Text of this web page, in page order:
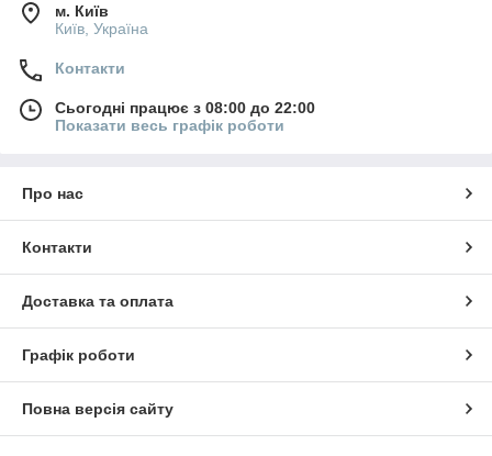
м. Київ
Київ, Україна
Контакти
Сьогодні працює з 08:00 до 22:00
Показати весь графік роботи
Про нас
Контакти
Доставка та оплата
Графік роботи
Повна версія сайту